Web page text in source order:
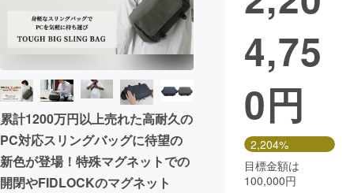
映像・映画 書籍・雑誌
ビジネス・起業 チャレンジ
まちづくり・地域活性化
CAMPFIRE for Social Good
CAMPFIRE Creation
CAMPFIREふるさと納税machi-ya コミュニティ
累計1200万円以上売れた高耐久の
PC対応スリングバッグに待望の
新色が登場！特殊マグネットでの
開閉やFIDLOCKのマグネット
4,75
0円
2,204%
目標金額は
100,000円